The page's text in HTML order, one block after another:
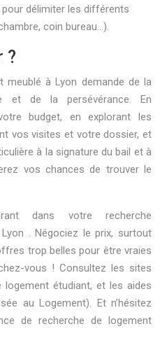
délimiter les différents
coin bureau…).
?
meublé à Lyon demande de la
et de la persévérance. En
budget, en explorant les
vos visites et votre dossier, et
à la signature du bail et à
vos chances de trouver le
dans votre recherche
. Négociez le prix, surtout
trop belles pour être vraies
vous ! Consultez les sites
étudiant, et les aides
au Logement). Et n’hésitez
de recherche de logement